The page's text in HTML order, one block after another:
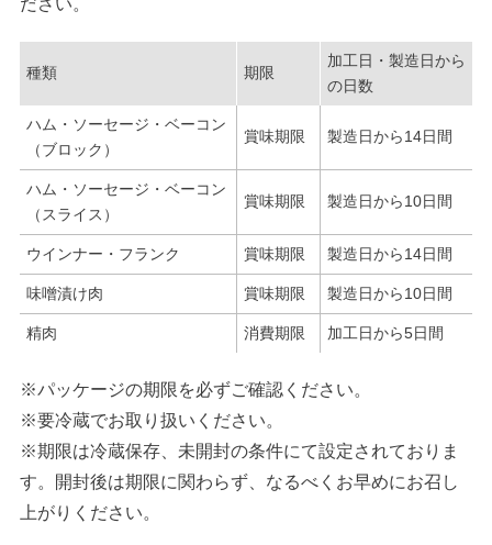
ださい。
種類 期限
加工日・製造日から
の日数
ハム・ソーセージ・ベーコン
（ブロック）
賞味期限 製造日から14日間
ハム・ソーセージ・ベーコン
（スライス）
賞味期限 製造日から10日間
ウインナー・フランク 賞味期限 製造日から14日間
味噌漬け肉 賞味期限 製造日から10日間
精肉 消費期限 加工日から5日間
※パッケージの期限を必ずご確認ください。
※要冷蔵でお取り扱いください。
※期限は冷蔵保存、未開封の条件にて設定されておりま
す。開封後は期限に関わらず、なるべくお早めにお召し
上がりください。